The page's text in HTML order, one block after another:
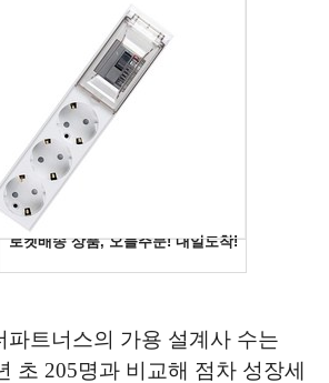
파트너스의 가용 설계사 수는
초 205명과 비교해 점차 성장세